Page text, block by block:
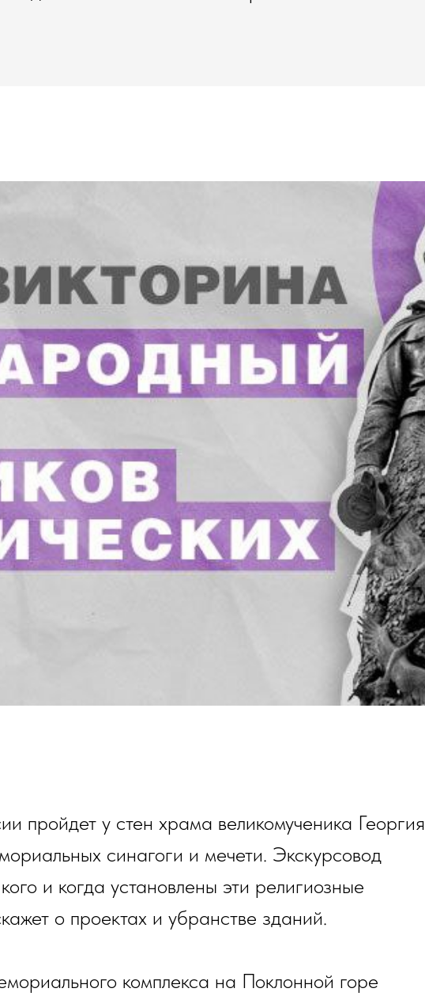
пройдет у стен храма великомученика Георгия
синагоги и мечети. Экскурсовод
и когда установлены эти религиозные
о проектах и убранстве зданий.
комплекса на Поклонной горе